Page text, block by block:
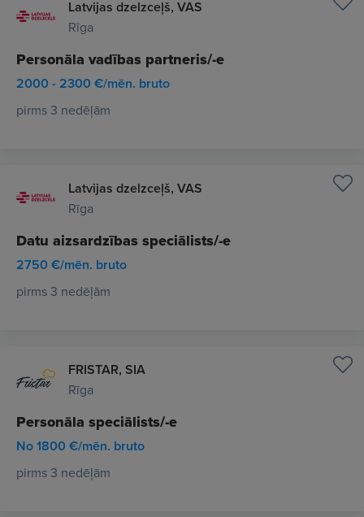
Latvijas dzelzceļš, VAS
Rīga
Personāla vadības partneris/-e
2000 - 2300 €/mēn. bruto
pirms 3 nedēļām
Latvijas dzelzceļš, VAS
Rīga
Datu aizsardzības speciālists/-e
2750 €/mēn. bruto
pirms 3 nedēļām
FRISTAR, SIA
Rīga
Personāla speciālists/-e
No 1800 €/mēn. bruto
pirms 3 nedēļām